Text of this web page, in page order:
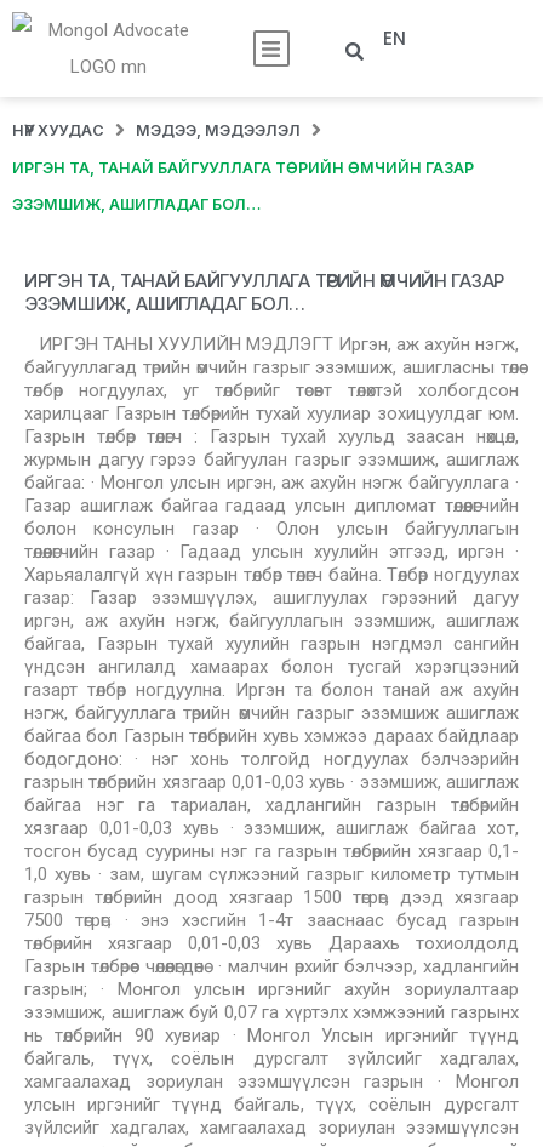
EN
НҮҮР ХУУДАС МЭДЭЭ, МЭДЭЭЛЭЛ
ИРГЭН ТА, ТАНАЙ БАЙГУУЛЛАГА ТӨРИЙН ӨМЧИЙН ГАЗАР
ЭЗЭМШИЖ, АШИГЛАДАГ БОЛ…
ИРГЭН ТА, ТАНАЙ БАЙГУУЛЛАГА ТӨРИЙН ӨМЧИЙН ГАЗАР
ЭЗЭМШИЖ, АШИГЛАДАГ БОЛ…
ИРГЭН ТАНЫ ХУУЛИЙН МЭДЛЭГТ Иргэн, аж ахуйн нэгж,
байгууллагад төрийн өмчийн газрыг эзэмшиж, ашигласны төлөө
төлбөр ногдуулах, уг төлбөрийг төсөвт төлөхтэй холбогдсон
харилцааг Газрын төлбөрийн тухай хуулиар зохицуулдаг юм.
Газрын төлбөр төлөгч : Газрын тухай хуульд заасан нөхцөл,
журмын дагуу гэрээ байгуулан газрыг эзэмшиж, ашиглаж
байгаа: · Монгол улсын иргэн, аж ахуйн нэгж байгууллага ·
Газар ашиглаж байгаа гадаад улсын дипломат төлөөлөгчийн
болон консулын газар · Олон улсын байгууллагын
төлөөлөгчийн газар · Гадаад улсын хуулийн этгээд, иргэн ·
Харьяалалгүй хүн газрын төлбөр төлөгч байна. Төлбөр ногдуулах
газар: Газар эзэмшүүлэх, ашиглуулах гэрээний дагуу
иргэн, аж ахуйн нэгж, байгууллагын эзэмшиж, ашиглаж
байгаа, Газрын тухай хуулийн газрын нэгдмэл сангийн
үндсэн ангилалд хамаарах болон тусгай хэрэгцээний
газарт төлбөр ногдуулна. Иргэн та болон танай аж ахуйн
нэгж, байгууллага төрийн өмчийн газрыг эзэмшиж ашиглаж
байгаа бол Газрын төлбөрийн хувь хэмжээ дараах байдлаар
бодогдоно: · нэг хонь толгойд ногдуулах бэлчээрийн
газрын төлбөрийн хязгаар 0,01-0,03 хувь · эзэмшиж, ашиглаж
байгаа нэг га тариалан, хадлангийн газрын төлбөрийн
хязгаар 0,01-0,03 хувь · эзэмшиж, ашиглаж байгаа хот,
тосгон бусад суурины нэг га газрын төлбөрийн хязгаар 0,1-
1,0 хувь · зам, шугам сүлжээний газрыг километр тутмын
газрын төлбөрийн доод хязгаар 1500 төгрөг, дээд хязгаар
7500 төгрөг; · энэ хэсгийн 1-4т зааснаас бусад газрын
төлбөрийн хязгаар 0,01-0,03 хувь Дараахь тохиолдолд
Газрын төлбөрөөс чөлөөлөгдөнө : · малчин өрхийг бэлчээр, хадлангийн
газрын; · Монгол улсын иргэнийг ахуйн зориулалтаар
эзэмшиж, ашиглаж буй 0,07 га хүртэлх хэмжээний газрынх
нь төлбөрийн 90 хувиар · Монгол Улсын иргэнийг түүнд
байгаль, түүх, соёлын дурсгалт зүйлсийг хадгалах,
хамгаалахад зориулан эзэмшүүлсэн газрын · Монгол
улсын иргэнийг түүнд байгаль, түүх, соёлын дурсгалт
зүйлсийг хадгалах, хамгаалахад зориулан эзэмшүүлсэн